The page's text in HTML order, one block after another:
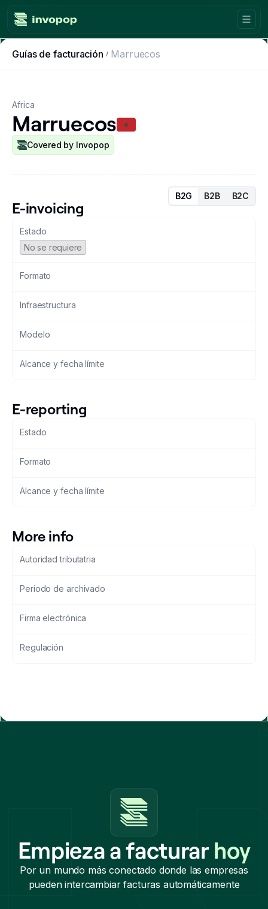
Product
Workflows
Console
Resources
Invoicing guides
Guías de facturación Marruecos
Africa
Marruecos
Covered by Invopop
E-invoicing
B2G B2B B2C
Estado
No se requiere
Formato
Infraestructura
Modelo
Alcance y fecha límite
E-reporting
Estado
Formato
Alcance y fecha límite
More info
Autoridad tributatria
Periodo de archivado
Firma electrónica
Regulación
Empieza a facturarhoy
Por un mundo más conectado donde las empresas
pueden intercambiar facturas automáticamente